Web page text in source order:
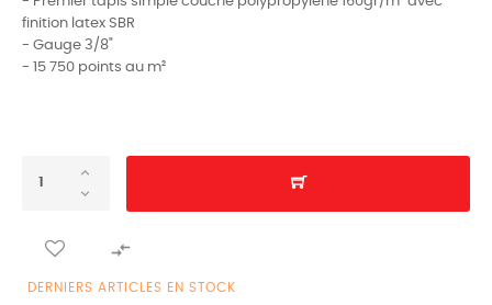
finition latex SBR
- Gauge 3/8"
- 15 750 points au m²

DERNIERS ARTICLES EN STOCK